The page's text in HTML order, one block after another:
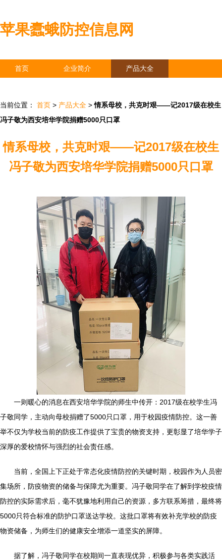
苹果蠹蛾防控信息网
首页 企业简介 产品大全
当前位置： 首页 > 产品大全 > 情系母校，共克时艰——记2017级在校生
冯子敬为西安培华学院捐赠5000只口罩
情系母校，共克时艰——记2017级在校生
冯子敬为西安培华学院捐赠5000只口罩
一则暖心的消息在西安培华学院的师生中传开：2017级在校学生冯
子敬同学，主动向母校捐赠了5000只口罩，用于校园疫情防控。这一善
举不仅为学校当前的防疫工作提供了宝贵的物资支持，更彰显了培华学子
深厚的爱校情怀与强烈的社会责任感。
当前，全国上下正处于常态化疫情防控的关键时期，校园作为人员密
集场所，防疫物资的储备与保障尤为重要。冯子敬同学在了解到学校疫情
防控的实际需求后，毫不犹豫地利用自己的资源，多方联系筹措，最终将
5000只符合标准的防护口罩送达学校。这批口罩将有效补充学校的防疫
物资储备，为师生们的健康安全增添一道坚实的屏障。
据了解，冯子敬同学在校期间一直表现优异，积极参与各类实践活